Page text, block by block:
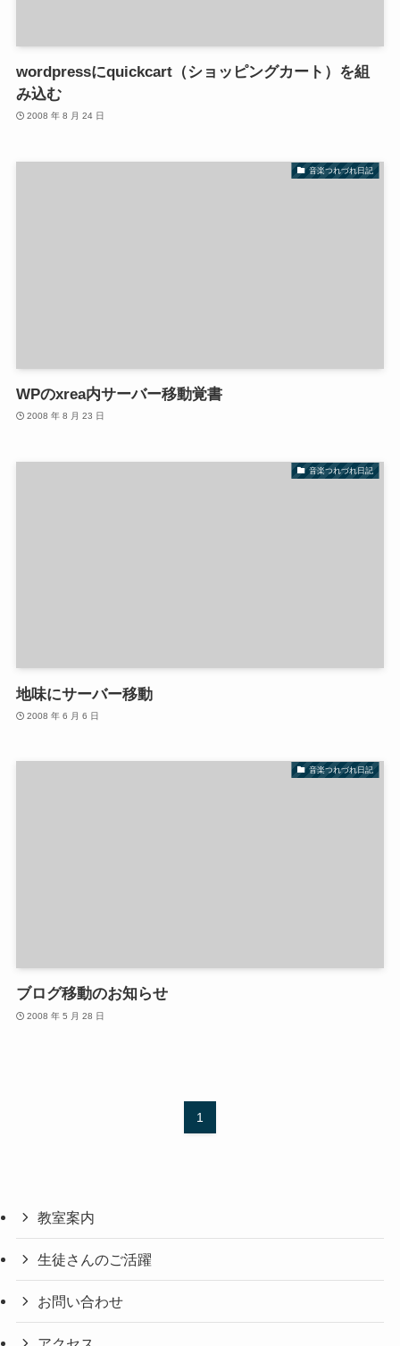
wordpressにquickcart（ショッピングカート）を組
み込む
2008 年 8 月 24 日
音楽つれづれ日記
WPのxrea内サーバー移動覚書
2008 年 8 月 23 日
音楽つれづれ日記
地味にサーバー移動
2008 年 6 月 6 日
音楽つれづれ日記
ブログ移動のお知らせ
2008 年 5 月 28 日
1
教室案内
生徒さんのご活躍
お問い合わせ